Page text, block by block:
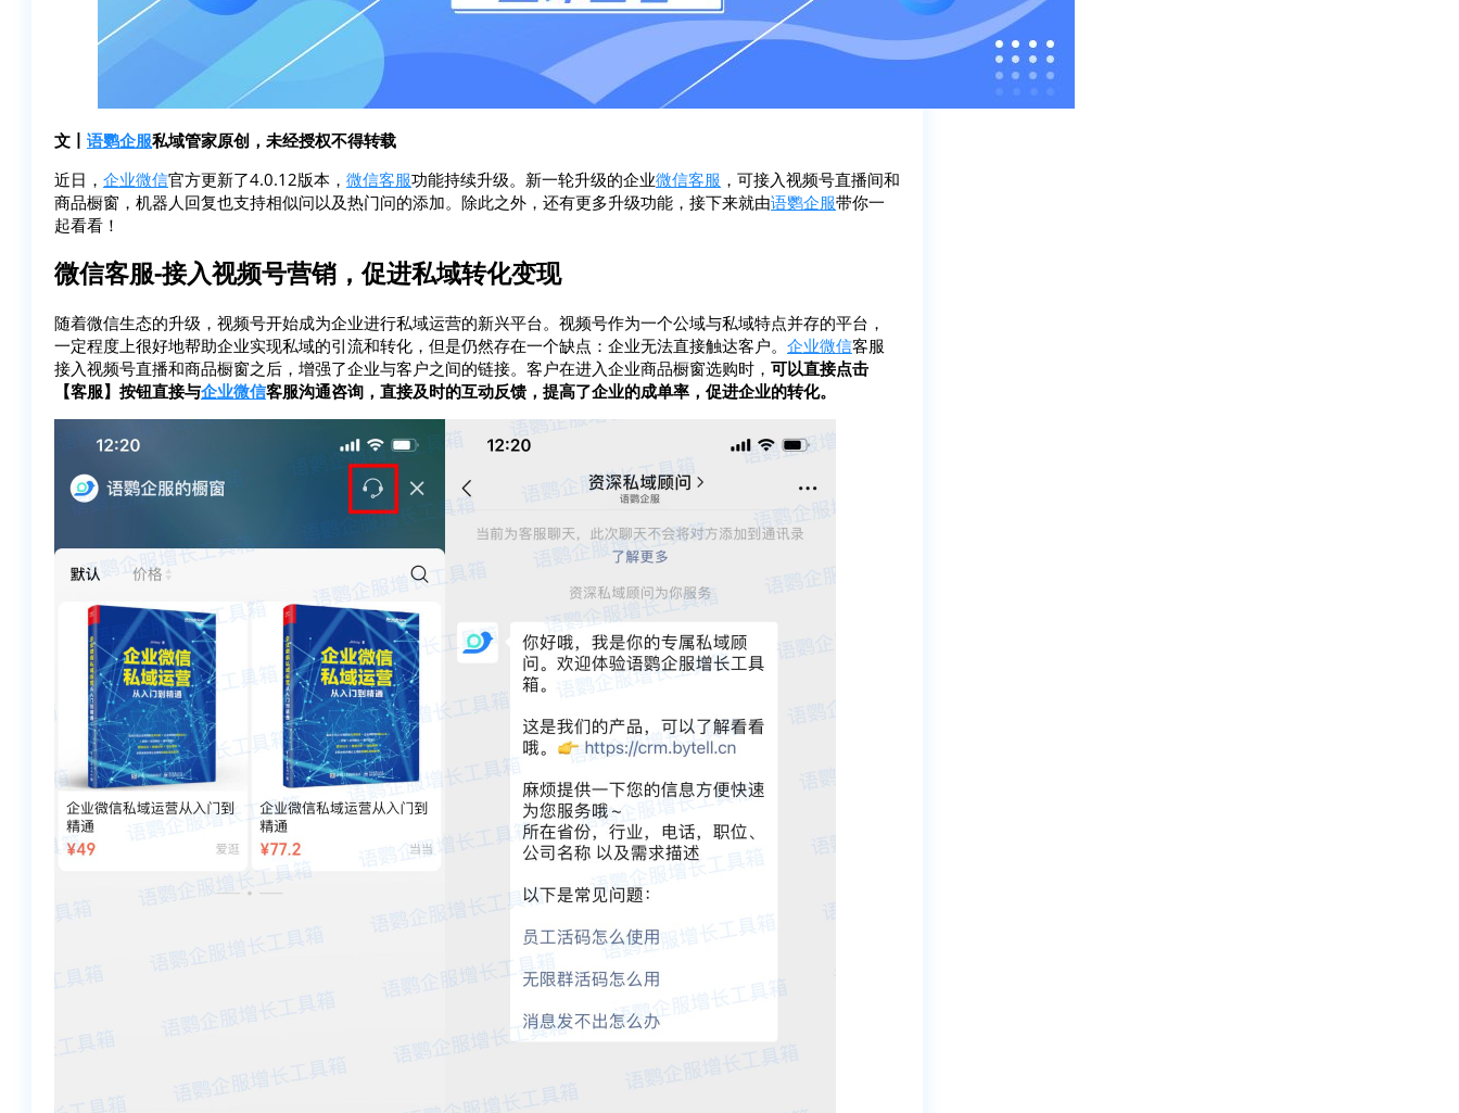
文丨 语鹦企服私域管家原创，未经授权不得转载
近日， 企业微信官方更新了4.0.12版本， 微信客服功能持续升级。新一轮升级的企业微信客服 ，可接入视频号直播间和
商品橱窗，机器人回复也支持相似问以及热门问的添加。除此之外，还有更多升级功能，接下来就由语鹦企服带你一
起看看！
微信客服-接入视频号营销，促进私域转化变现
随着微信生态的升级，视频号开始成为企业进行私域运营的新兴平台。视频号作为一个公域与私域特点并存的平台，
一定程度上很好地帮助企业实现私域的引流和转化，但是仍然存在一个缺点：企业无法直接触达客户。 企业微信客服
接入视频号直播和商品橱窗之后，增强了企业与客户之间的链接。客户在进入企业商品橱窗选购时， 可以直接点击
【客服】按钮直接与企业微信客服沟通咨询，直接及时的互动反馈，提高了企业的成单率，促进企业的转化。